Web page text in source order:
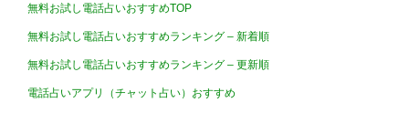
無料お試し電話占いおすすめTOP
無料お試し電話占いおすすめランキング – 新着順
無料お試し電話占いおすすめランキング – 更新順
電話占いアプリ（チャット占い）おすすめ